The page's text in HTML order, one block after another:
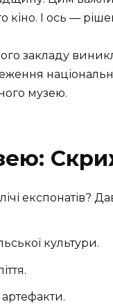
кіно. І ось —
закладу
музею.
експонатів?
культури.
артефакти.